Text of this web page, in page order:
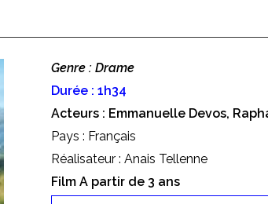
Genre : Drame
Durée : 1h34
Acteurs : Emmanuelle Devos,
Pays : Français
Réalisateur : Anais Tellenne
Film A partir de 3 ans